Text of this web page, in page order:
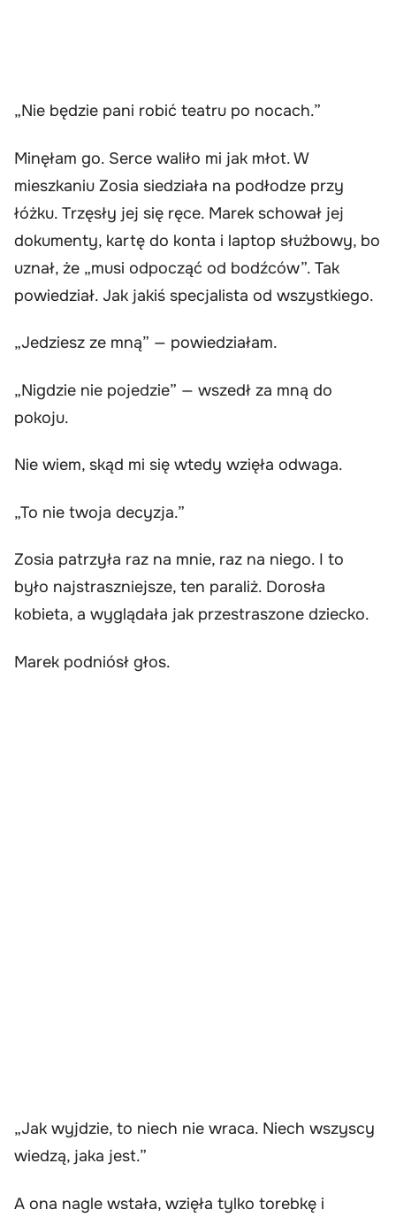
„Nie będzie pani robić teatru po nocach.”
Minęłam go. Serce waliło mi jak młot. W
mieszkaniu Zosia siedziała na podłodze przy
łóżku. Trzęsły jej się ręce. Marek schował jej
dokumenty, kartę do konta i laptop służbowy, bo
uznał, że „musi odpocząć od bodźców”. Tak
powiedział. Jak jakiś specjalista od wszystkiego.
„Jedziesz ze mną” — powiedziałam.
„Nigdzie nie pojedzie” — wszedł za mną do
pokoju.
Nie wiem, skąd mi się wtedy wzięła odwaga.
„To nie twoja decyzja.”
Zosia patrzyła raz na mnie, raz na niego. I to
było najstraszniejsze, ten paraliż. Dorosła
kobieta, a wyglądała jak przestraszone dziecko.
Marek podniósł głos.
„Jak wyjdzie, to niech nie wraca. Niech wszyscy
wiedzą, jaka jest.”
A ona nagle wstała, wzięła tylko torebkę i